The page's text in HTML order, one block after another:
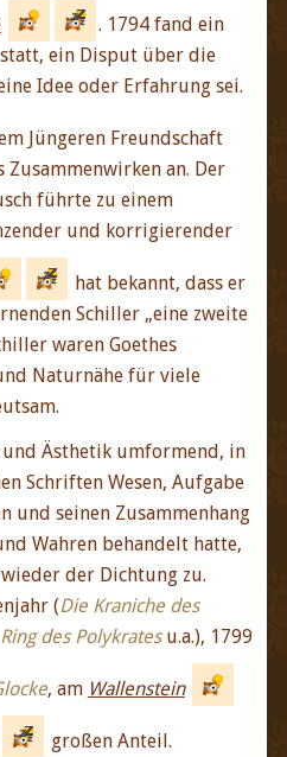
. 1794 fand ein
ein Disput über die
Idee oder Erfahrung sei.
Jüngeren Freundschaft
Zusammenwirken an. Der
führte zu einem
und korrigierender
hat bekannt, dass er
Schiller „eine zweite
waren Goethes
Naturnähe für viele
und Ästhetik umformend, in
Schriften Wesen, Aufgabe
und seinen Zusammenhang
Wahren behandelt hatte,
der Dichtung zu.
(Die Kraniche des
des Polykratesu.a.), 1799
, am Wallenstein
großen Anteil.